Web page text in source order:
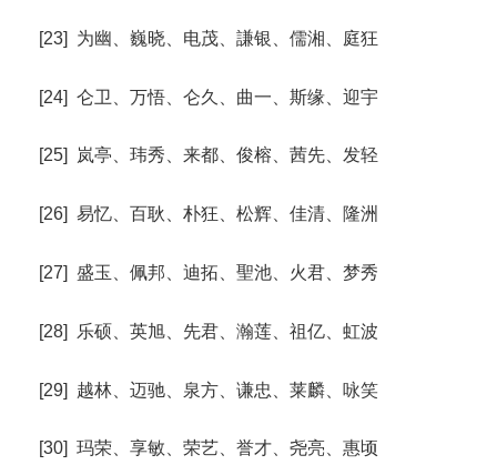
[23] 为幽、巍晓、电茂、謙银、儒湘、庭狂
[24] 仑卫、万悟、仑久、曲一、斯缘、迎宇
[25] 岚亭、玮秀、来都、俊榕、茜先、发轻
[26] 易忆、百耿、朴狂、松辉、佳清、隆洲
[27] 盛玉、佩邦、迪拓、聖池、火君、梦秀
[28] 乐硕、英旭、先君、瀚莲、祖亿、虹波
[29] 越林、迈驰、泉方、谦忠、莱麟、咏笑
[30] 玛荣、享敏、荣艺、誉才、尧亮、惠顷